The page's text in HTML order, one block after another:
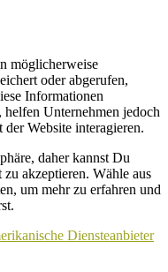
möglicherweise
oder abgerufen,
Informationen
Unternehmen jedoch
Website interagieren.
daher kannst Du
akzeptieren. Wähle aus
um mehr zu erfahren und
Diensteanbieter